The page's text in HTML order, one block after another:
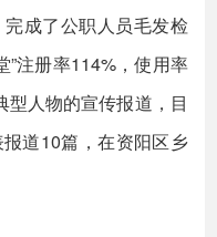
成了公职人员毛发检
”注册率114%，使用率
人物的宣传报道，目
道10篇，在资阳区乡